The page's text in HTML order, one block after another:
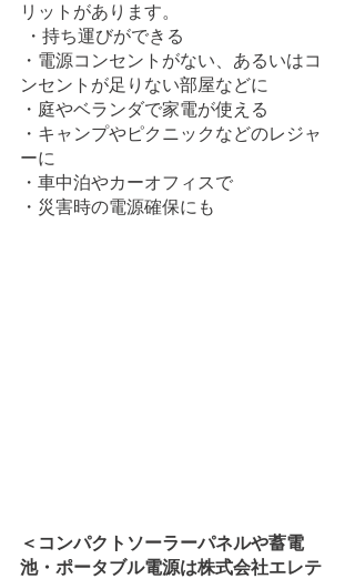
リットがあります。
・持ち運びができる
・電源コンセントがない、あるいはコ
ンセントが足りない部屋などに
・庭やベランダで家電が使える
・キャンプやピクニックなどのレジャ
ーに
・車中泊やカーオフィスで
・災害時の電源確保にも
＜コンパクトソーラーパネルや蓄電
池・ポータブル電源は株式会社エレテ